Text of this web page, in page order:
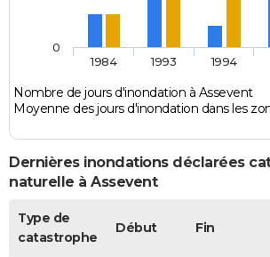
Nombre de jours d'inondation à Assevent
Moyenne des jours d'inondation dans les
1984 1993 1994
0
Dernières inondations déclarées
naturelle à Assevent
Type de
catastrophe
Début Fin